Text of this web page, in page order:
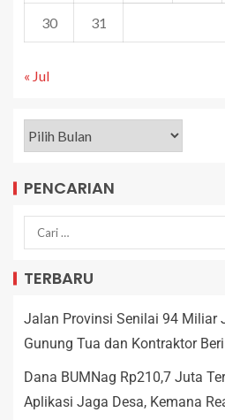
30 31
« Jul
PENCARIAN
TERBARU
Jalan Provinsi Senilai 94 Miliar
Gunung Tua dan Kontraktor
Dana BUMNag Rp210,7 Juta
Aplikasi Jaga Desa, Kemana